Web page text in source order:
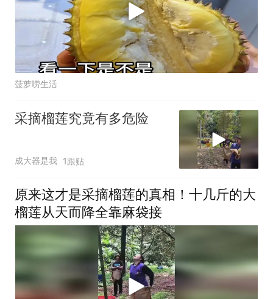
菠萝唠生活
采摘榴莲究竟有多危险
成大器是我 1跟贴
原来这才是采摘榴莲的真相！十几斤的大
榴莲从天而降全靠麻袋接